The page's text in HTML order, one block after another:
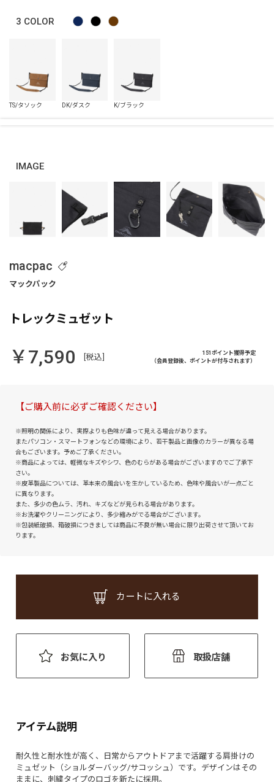
3 COLOR
IMAGE
macpac
トレックミュゼット
￥7,590 [税込]
151ポイント獲得予定
（会員登録後、ポイントが付与されます）
【ご購入前に必ずご確認ください】
※照明の関係により、実際よりも色味が違って見える場合があります。
またパソコン・スマートフォンなどの環境により、若干製品と画像のカラーが異なる場
合もございます。予めご了承ください。
※商品によっては、軽微なキズやシワ、色のむらがある場合がございますのでご了承下
さい。
※皮革製品については、革本来の風合いを生かしているため、色味や風合いが一点ごと
に異なります。
また、多少の色ムラ、汚れ、キズなどが見られる場合があります。
※お洗濯やクリーニングにより、多少縮みがでる場合がございます。
※包装紙破損、箱破損につきましては商品に不良が無い場合に限り出荷させて頂いてお
ります。
カートに入れる
お気に入り 取扱店舗
アイテム説明
耐久性と耐水性が高く、日常からアウトドアまで活躍する肩掛けの
ミュゼット（ショルダーバッグ/サコッシュ）です。デザインはその
ままに、刺繍タイプのロゴを新たに採用。